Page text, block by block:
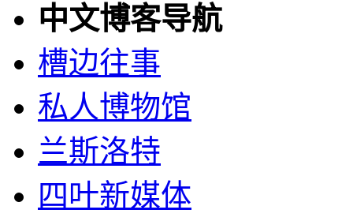
中文博客导航
槽边往事
私人博物馆
兰斯洛特
四叶新媒体